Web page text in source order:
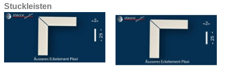
Stuckleisten